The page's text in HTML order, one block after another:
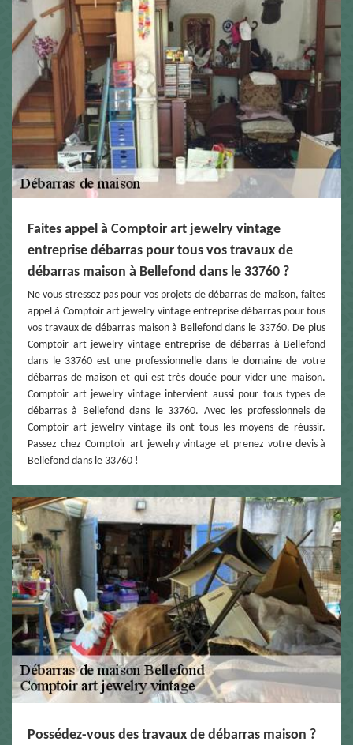
Faites appel à Comptoir art jewelry vintage
entreprise débarras pour tous vos travaux de
débarras maison à Bellefond dans le 33760 ?
Ne vous stressez pas pour vos projets de débarras de maison, faites
appel à Comptoir art jewelry vintage entreprise débarras pour tous
vos travaux de débarras maison à Bellefond dans le 33760. De plus
Comptoir art jewelry vintage entreprise de débarras à Bellefond
dans le 33760 est une professionnelle dans le domaine de votre
débarras de maison et qui est très douée pour vider une maison.
Comptoir art jewelry vintage intervient aussi pour tous types de
débarras à Bellefond dans le 33760. Avec les professionnels de
Comptoir art jewelry vintage ils ont tous les moyens de réussir.
Passez chez Comptoir art jewelry vintage et prenez votre devis à
Bellefond dans le 33760 !
Possédez-vous des travaux de débarras maison ?